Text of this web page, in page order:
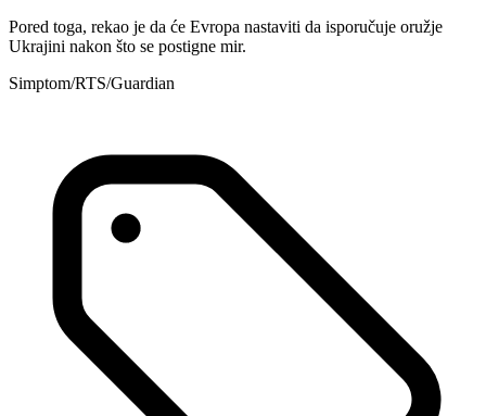
Pored toga, rekao je da će Evropa nastaviti da isporučuje oružje
Ukrajini nakon što se postigne mir.
Simptom/RTS/Guardian